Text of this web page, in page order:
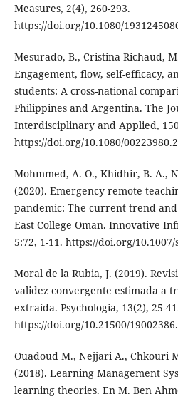
Measures, 2(4), 260-293.
https://doi.org/10.1080/
Mesurado, B., Cristina Richaud,
Engagement, flow, self-efficacy,
students: A cross-national
Philippines and Argentina. The
Interdisciplinary and Applied,
https://doi.org/10.1080/
Mohmmed, A. O., Khidhir, B. A.,
(2020). Emergency remote
pandemic: The current trend
East College Oman. Innovative
5:72, 1-11. https://doi.org/10.1007/
Moral de la Rubia, J. (2019).
validez convergente estimada a
extraída. Psychologia, 13(2), 25-
https://doi.org/10.21500/
Ouadoud M., Nejjari A., Chkouri
(2018). Learning Management
learning theories. En M. Ben